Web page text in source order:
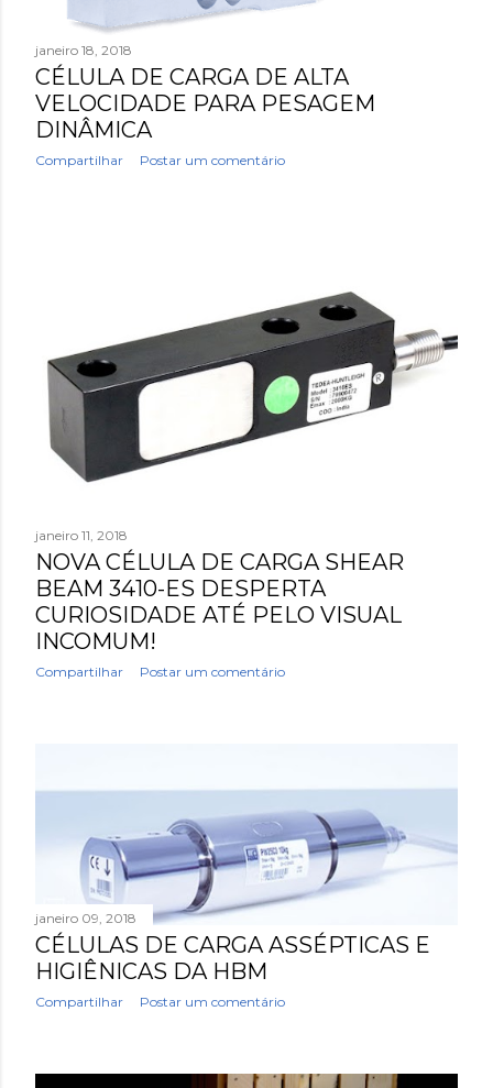
janeiro 18, 2018
CÉLULA DE CARGA DE ALTA
VELOCIDADE PARA PESAGEM
DINÂMICA
Compartilhar Postar um comentário
janeiro 11, 2018
NOVA CÉLULA DE CARGA SHEAR
BEAM 3410-ES DESPERTA
CURIOSIDADE ATÉ PELO VISUAL
INCOMUM!
Compartilhar Postar um comentário
janeiro 09, 2018
CÉLULAS DE CARGA ASSÉPTICAS E
HIGIÊNICAS DA HBM
Compartilhar Postar um comentário